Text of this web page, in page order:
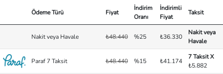
Ödeme Türü Fiyat
İndirim
Oranı
İndirimli
Fiyat
Taksit
Nakit veya Havale ₺48.440 %25 ₺36.330
Nakit veya
Havale
Paraf 7 Taksit ₺48.440 %15 ₺41.174
7 Taksit X
₺5.882